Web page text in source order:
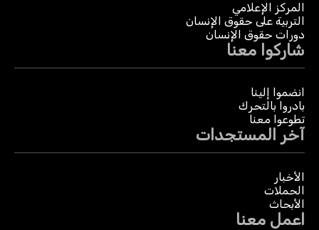
المركز الإعلامي
التربية على حقوق الإنسان
دورات حقوق الإنسان
شاركوا معنا
انضموا إلينا
بادروا بالتحرك
تطوعوا معنا
آخر المستجدات
الأخبار
الحملات
الأبحاث
اعمل معنا